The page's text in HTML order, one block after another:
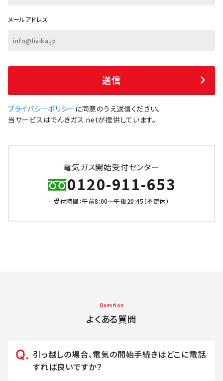
メールアドレス
プライバシーポリシー に同意のうえ送信ください。
当サービスはでんきガス.netが提供しています。
電気ガス開始受付センター
0120-911-653
受付時間：午前8:00～午後20:45（不定休）
Question
よくある質問
引っ越しの場合、電気の開始手続きはどこに電話
すれば良いですか？